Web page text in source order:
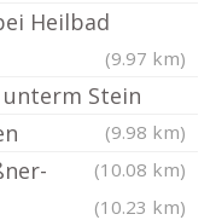
Heilbad
(9.97 km)
Stein
(9.98 km)
(10.08 km)
(10.23 km)